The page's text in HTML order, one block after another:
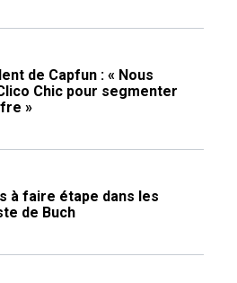
de Capfun : « Nous
Chic pour segmenter
»
à faire étape dans les
de Buch